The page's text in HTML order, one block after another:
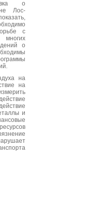
о
Лос-
с
о
на
на
и